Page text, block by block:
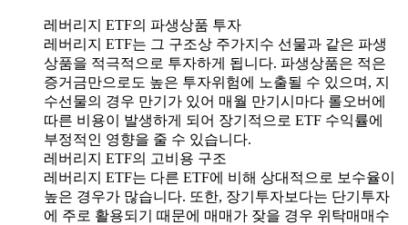
레버리지 ETF의 파생상품 투자
레버리지 ETF는 그 구조상 주가지수 선물과 같은 파생
상품을 적극적으로 투자하게 됩니다. 파생상품은 적은
증거금만으로도 높은 투자위험에 노출될 수 있으며, 지
수선물의 경우 만기가 있어 매월 만기시마다 롤오버에
따른 비용이 발생하게 되어 장기적으로 ETF 수익률에
부정적인 영향을 줄 수 있습니다.
레버리지 ETF의 고비용 구조
레버리지 ETF는 다른 ETF에 비해 상대적으로 보수율이
높은 경우가 많습니다. 또한, 장기투자보다는 단기투자
에 주로 활용되기 때문에 매매가 잦을 경우 위탁매매수